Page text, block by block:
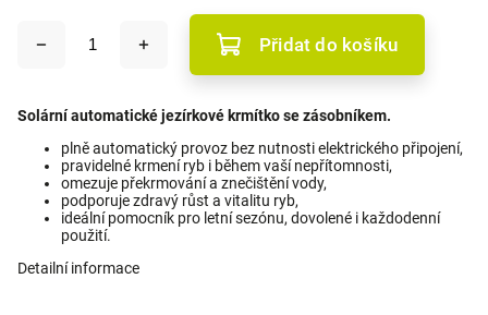
Přidat do košíku
Solární automatické jezírkové krmítko se zásobníkem.
plně automatický provoz bez nutnosti elektrického připojení,
pravidelné krmení ryb i během vaší nepřítomnosti,
omezuje překrmování a znečištění vody,
podporuje zdravý růst a vitalitu ryb,
ideální pomocník pro letní sezónu, dovolené i každodenní
použití.
Detailní informace